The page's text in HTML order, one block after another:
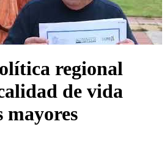
regional
de vida
mayores